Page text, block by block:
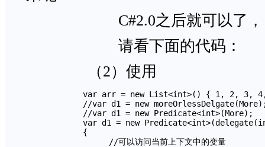
C#2.0之后就可以了，
请看下面的代码：
（2）使用
var arr = new List<int>() { 1, 2, 3,
//var d1 = new
            //var d1 = new Predicate<int>(More);
var d1 = new
            {
//可以访问当前上下文中的变量